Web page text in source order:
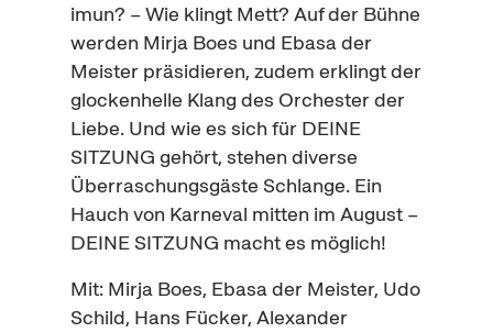
imun? – Wie klingt Mett? Auf der Bühne
werden Mirja Boes und Ebasa der
Meister präsidieren, zudem erklingt der
glockenhelle Klang des Orchesterder
Liebe. Und wie es sich für DEINE
SITZUNG gehört, stehen diverse
Überraschungsgäste Schlange. Ein
Hauch von Karneval mitten im August –
DEINE SITZUNG macht es möglich!
Mit: Mirja Boes, Ebasa der Meister, Udo
Schild, Hans Fücker, Alexander